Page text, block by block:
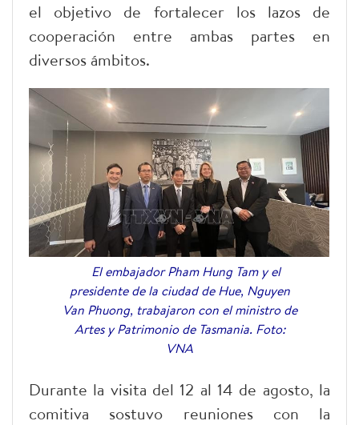
el objetivo de fortalecer los lazos de
cooperación entre ambas partes en
diversos ámbitos.
El embajador Pham Hung Tam y el
presidente de la ciudad de Hue, Nguyen
Van Phuong, trabajaron con el ministro de
Artes y Patrimonio de Tasmania. Foto:
VNA
Durante la visita del 12 al 14 de agosto, la
comitiva sostuvo reuniones con la